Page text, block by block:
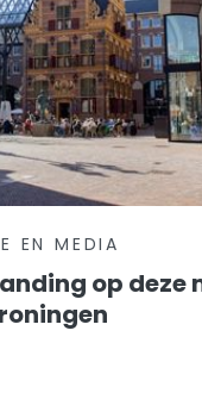
EN MEDIA
op deze